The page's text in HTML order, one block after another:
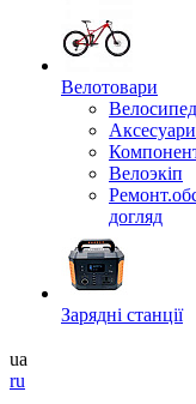
Велотовари
Аксесуари
Велоэкіп
догляд
Зарядні станції
ua
ru